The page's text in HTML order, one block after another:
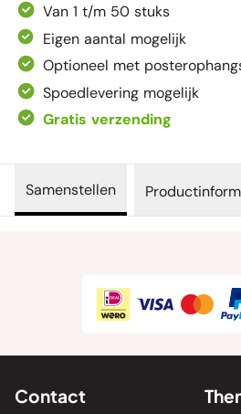
Van 1 t/m 50 stuks
Eigen aantal mogelijk
Optioneel met
Spoedlevering mogelijk
Gratis verzending
Samenstellen
Contact